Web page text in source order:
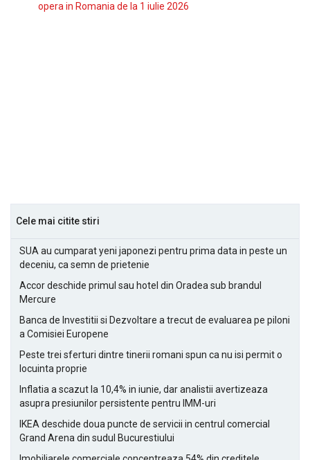
opera in Romania de la 1 iulie 2026
Cele mai citite stiri
SUA au cumparat yeni japonezi pentru prima data in peste un
deceniu, ca semn de prietenie
Accor deschide primul sau hotel din Oradea sub brandul
Mercure
Banca de Investitii si Dezvoltare a trecut de evaluarea pe piloni
a Comisiei Europene
Peste trei sferturi dintre tinerii romani spun ca nu isi permit o
locuinta proprie
Inflatia a scazut la 10,4% in iunie, dar analistii avertizeaza
asupra presiunilor persistente pentru IMM-uri
IKEA deschide doua puncte de servicii in centrul comercial
Grand Arena din sudul Bucurestiului